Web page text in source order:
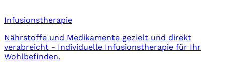
Infusionstherapie
Nährstoffe und Medikamente gezielt und direkt
verabreicht - Individuelle Infusionstherapie für Ihr
Wohlbefinden.